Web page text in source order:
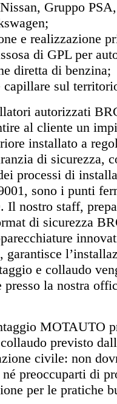
Gruppo
e realizzazione
di GPL per
diretta di benzina;
capillare sul
autorizzati
al cliente un
installato a
di sicurezza,
processi di
sono i punti
Il nostro staff,
di sicurezza
garantisce
e collaudo
presso la nostra
MOTAUTO
previsto
civile: non
preoccuparti di
per le pratiche